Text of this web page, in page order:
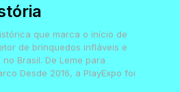
que marca o início de
de brinquedos infláveis e
Brasil. De Leme para
Desde 2016, a PlayExpo foi